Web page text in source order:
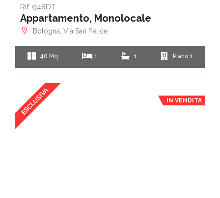
Rif. 948DT
Appartamento, Monolocale
Bologna, Via San Felice
40 Mq 1 1 Piano 1
ESCLUSIVA IN VENDITA